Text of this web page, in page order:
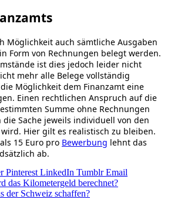
Möglichkeit auch sämtliche Ausgaben
Form von Rechnungen belegt werden.
ist dies jedoch leider nicht
mehr alle Belege vollständig
Möglichkeit dem Finanzamt eine
Einen rechtlichen Anspruch auf die
Summe ohne Rechnungen
Sache jeweils individuell von den
Hier gilt es realistisch zu bleiben.
15 Euro pro Bewerbung lehnt das
ab.
Pinterest LinkedIn Tumblr Email
das Kilometergeld berechnet?
der Schweiz schaffen?